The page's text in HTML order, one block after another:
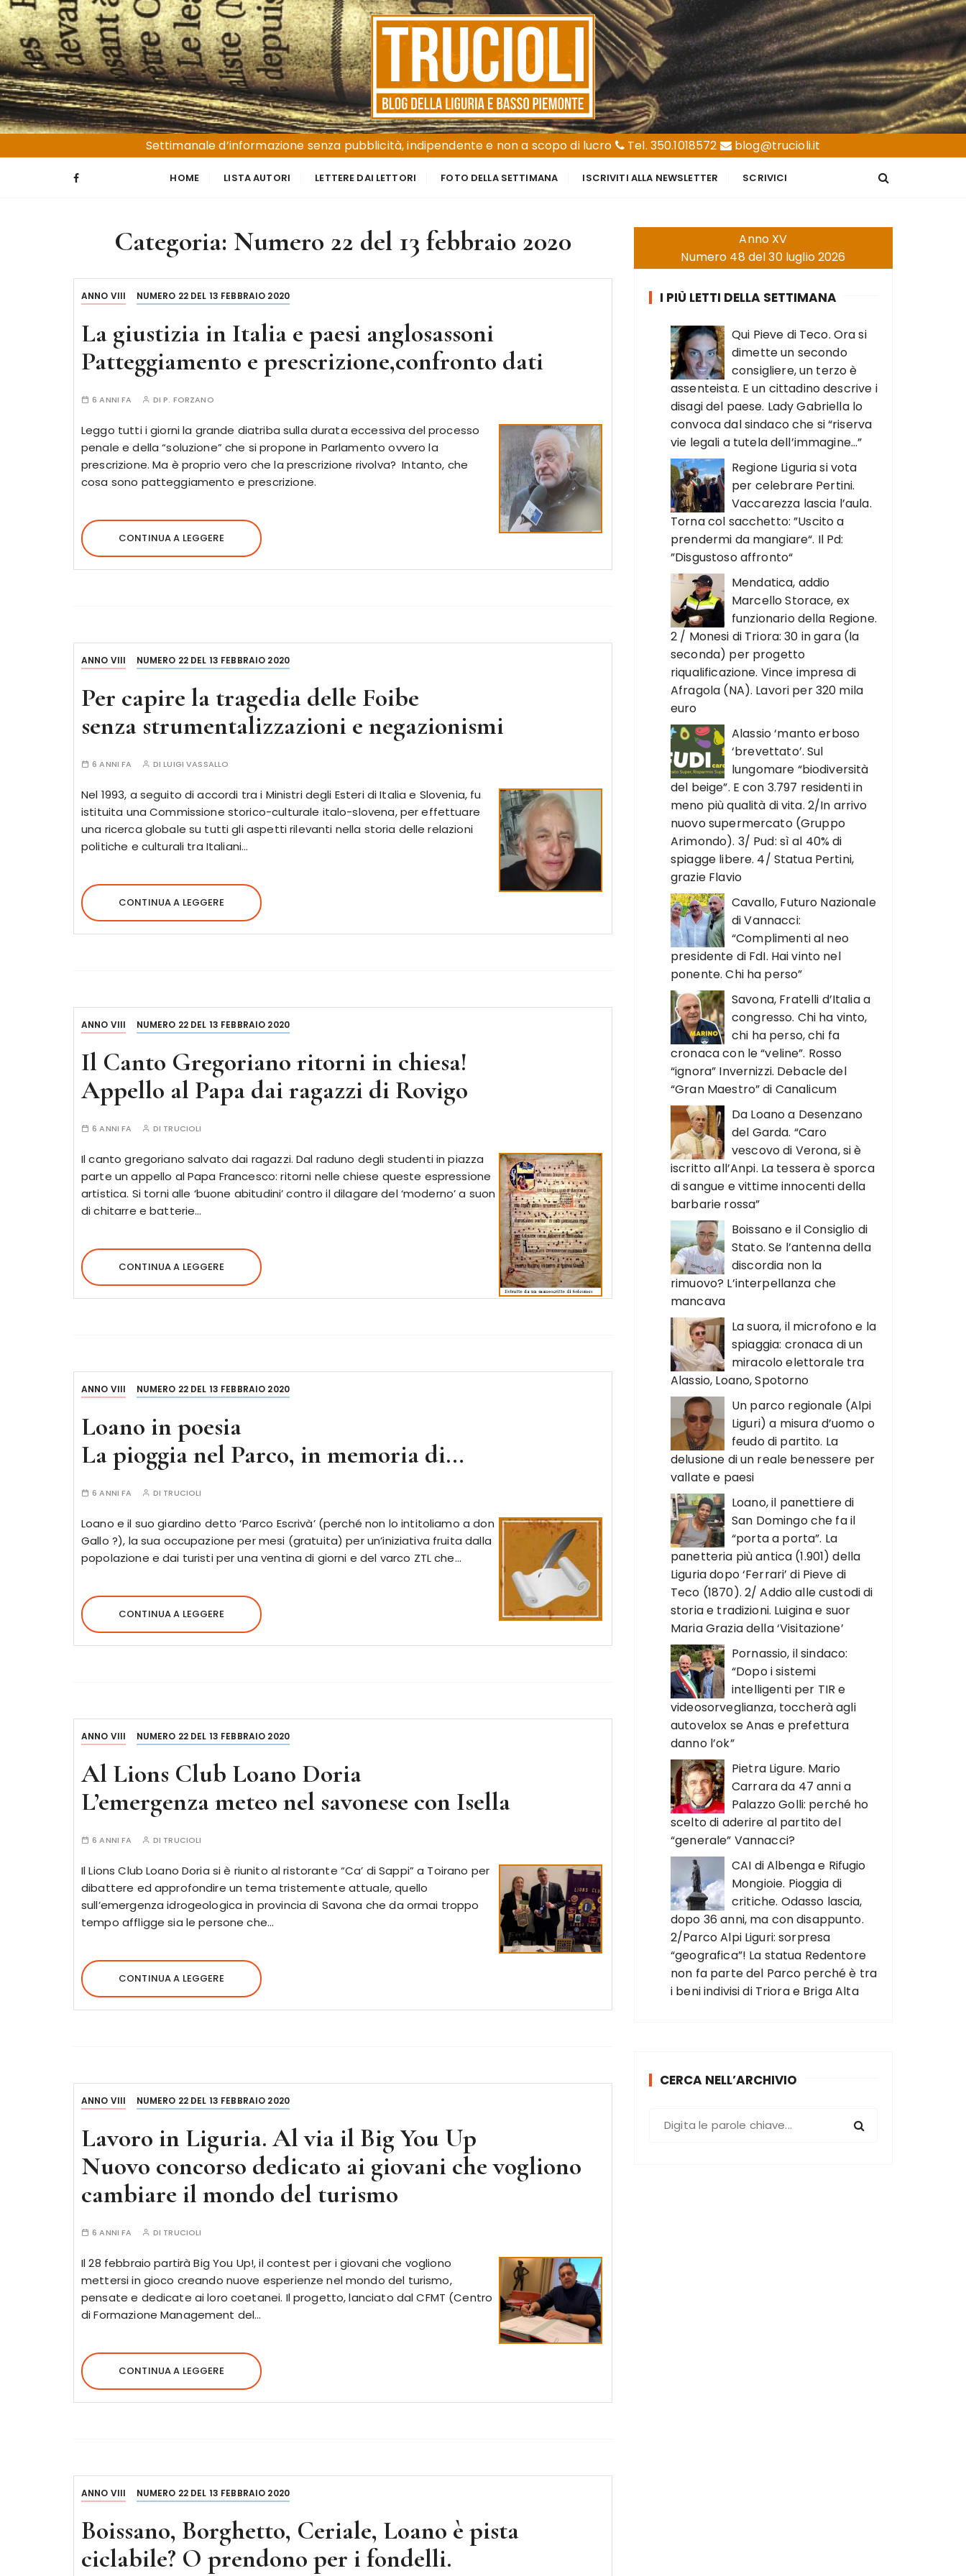
S
a
l
t
a
a
l
c
Trucioli
Liguria e Basso Piemonte
Settimanale d’informazione senza pubblicità, indipendente e non a scopo di lucro
Tel. 350.1018572 blog@trucioli.it
HOME LISTA AUTORI LETTERE DAI LETTORI FOTO DELLA SETTIMANA ISCRIVITI ALLA NEWSLETTER SCRIVICI
Categoria: Numero 22 del 13 febbraio 2020
ANNO VIII NUMERO 22 DEL 13 FEBBRAIO 2020
La giustizia in Italia e paesi anglosassoni
Patteggiamento e prescrizione,confronto dati
6 ANNI FA DIP. FORZANO
Leggo tutti i giorni la grande diatriba sulla durata eccessiva del processo
penale e della “soluzione” che si propone in Parlamento ovvero la
prescrizione. Ma è proprio vero che la prescrizione rivolva? Intanto, che
cosa sono patteggiamento e prescrizione.
CONTINUA A LEGGERE
ANNO VIII NUMERO 22 DEL 13 FEBBRAIO 2020
Per capire la tragedia delle Foibe
senza strumentalizzazioni e negazionismi
6 ANNI FA DILUIGI VASSALLO
Nel 1993, a seguito di accordi tra i Ministri degli Esteri di Italia e Slovenia, fu
istituita una Commissione storico-culturale italo-slovena, per effettuare
una ricerca globale su tutti gli aspetti rilevanti nella storia delle relazioni
politiche e culturali tra Italiani…
CONTINUA A LEGGERE
ANNO VIII NUMERO 22 DEL 13 FEBBRAIO 2020
Il Canto Gregoriano ritorni in chiesa!
Appello al Papa dai ragazzi di Rovigo
6 ANNI FA DI TRUCIOLI
Il canto gregoriano salvato dai ragazzi. Dal raduno degli studenti in piazza
parte un appello al Papa Francesco: ritorni nelle chiese queste espressione
artistica. Si torni alle ‘buone abitudini’ contro il dilagare del ‘moderno’ a suon
di chitarre e batterie…
CONTINUA A LEGGERE
ANNO VIII NUMERO 22 DEL 13 FEBBRAIO 2020
Loano in poesia
La pioggia nel Parco, in memoria di…
6 ANNI FA DI TRUCIOLI
Loano e il suo giardino detto ‘Parco Escrivà’ (perché non lo intitoliamo a don
Gallo ?), la sua occupazione per mesi (gratuita) per un’iniziativa fruita dalla
popolazione e dai turisti per una ventina di giorni e del varco ZTL che…
CONTINUA A LEGGERE
ANNO VIII NUMERO 22 DEL 13 FEBBRAIO 2020
Al Lions Club Loano Doria
L’emergenza meteo nel savonese con Isella
6 ANNI FA DI TRUCIOLI
Il Lions Club Loano Doria si è riunito al ristorante “Ca’ di Sappi” a Toirano per
dibattere ed approfondire un tema tristemente attuale, quello
sull’emergenza idrogeologica in provincia di Savona che da ormai troppo
tempo affligge sia le persone che…
CONTINUA A LEGGERE
ANNO VIII NUMERO 22 DEL 13 FEBBRAIO 2020
Lavoro in Liguria. Al via il Big You Up
Nuovo concorso dedicato ai giovani che vogliono
cambiare il mondo del turismo
6 ANNI FA DI TRUCIOLI
Il 28 febbraio partirà Big You Up!, il contest per i giovani che vogliono
mettersi in gioco creando nuove esperienze nel mondo del turismo,
pensate e dedicate ai loro coetanei. Il progetto, lanciato dal CFMT (Centro
di Formazione Management del…
CONTINUA A LEGGERE
ANNO VIII NUMERO 22 DEL 13 FEBBRAIO 2020
Boissano, Borghetto, Ceriale, Loano è pista
ciclabile? O prendono per i fondelli.
Anno XV
Numero 48 del 30 luglio 2026
I PIÙ LETTI DELLA SETTIMANA
Qui Pieve di Teco. Ora si
dimette un secondo
consigliere, un terzo è
assenteista. E un cittadino descrive i
disagi del paese. Lady Gabriella lo
convoca dal sindaco che si “riserva
vie legali a tutela dell’immagine…”
Regione Liguria si vota
per celebrare Pertini.
Vaccarezza lascia l’aula.
Torna col sacchetto: ”Uscito a
prendermi da mangiare“. Il Pd:
”Disgustoso affronto“
Mendatica, addio
Marcello Storace, ex
funzionario della Regione.
2 / Monesi di Triora: 30 in gara (la
seconda) per progetto
riqualificazione. Vince impresa di
Afragola (NA). Lavori per 320 mila
euro
Alassio ‘manto erboso
‘brevettato’. Sul
lungomare “biodiversità
del beige”. E con 3.797 residenti in
meno più qualità di vita. 2/In arrivo
nuovo supermercato (Gruppo
Arimondo). 3/ Pud: sì al 40% di
spiagge libere. 4/ Statua Pertini,
grazie Flavio
Cavallo, Futuro Nazionale
di Vannacci:
“Complimenti al neo
presidente di FdI. Hai vinto nel
ponente. Chi ha perso”
Savona, Fratelli d’Italia a
congresso. Chi ha vinto,
chi ha perso, chi fa
cronaca con le “veline”. Rosso
“ignora” Invernizzi. Debacle del
“Gran Maestro” di Canalicum
Da Loano a Desenzano
del Garda. “Caro
vescovo di Verona, si è
iscritto all’Anpi. La tessera è sporca
di sangue e vittime innocenti della
barbarie rossa”
Boissano e il Consiglio di
Stato. Se l’antenna della
discordia non la
rimuovo? L’interpellanza che
mancava
La suora, il microfono e la
spiaggia: cronaca di un
miracolo elettorale tra
Alassio, Loano, Spotorno
Un parco regionale (Alpi
Liguri) a misura d’uomo o
feudo di partito. La
delusione di un reale benessere per
vallate e paesi
Loano, il panettiere di
San Domingo che fa il
“porta a porta”. La
panetteria più antica (1.901) della
Liguria dopo ‘Ferrari’ di Pieve di
Teco (1870). 2/ Addio alle custodi di
storia e tradizioni. Luigina e suor
Maria Grazia della ‘Visitazione’
Pornassio, il sindaco:
“Dopo i sistemi
intelligenti per TIR e
videosorveglianza, toccherà agli
autovelox se Anas e prefettura
danno l’ok”
Pietra Ligure. Mario
Carrara da 47 anni a
Palazzo Golli: perché ho
scelto di aderire al partito del
“generale” Vannacci?
CAI di Albenga e Rifugio
Mongioie. Pioggia di
critiche. Odasso lascia,
dopo 36 anni, ma con disappunto.
2/Parco Alpi Liguri: sorpresa
“geografica”! La statua Redentore
non fa parte del Parco perché è tra
i beni indivisi di Triora e Briga Alta
CERCA NELL’ARCHIVIO